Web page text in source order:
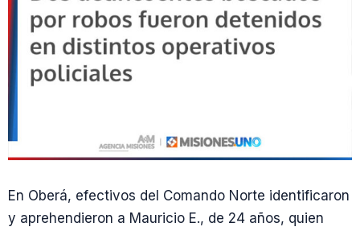
En Oberá, efectivos del Comando Norte identificaron
y aprehendieron a Mauricio E., de 24 años, quien